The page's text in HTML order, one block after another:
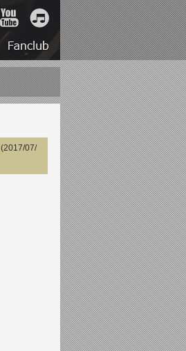
iTunes
YouTube
Discography
Store Fanclub
(2017/07/